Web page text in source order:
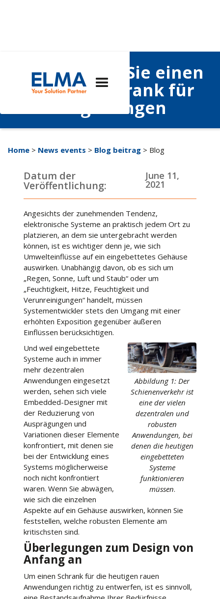
So entwerfen Sie einen
Elektronikschrank für
raue Umgebungen
Home > News events > Blog beitrag > Blog
Datum der
Veröffentlichung:
June 11,
2021
Angesichts der zunehmenden Tendenz,
elektronische Systeme an praktisch jedem Ort zu
platzieren, an dem sie untergebracht werden
können, ist es wichtiger denn je, wie sich
Umwelteinflüsse auf ein eingebettetes Gehäuse
auswirken. Unabhängig davon, ob es sich um
„Regen, Sonne, Luft und Staub“ oder um
„Feuchtigkeit, Hitze, Feuchtigkeit und
Verunreinigungen“ handelt, müssen
Systementwickler stets den Umgang mit einer
erhöhten Exposition gegenüber äußeren
Einflüssen berücksichtigen.
Abbildung 1: Der
Schienenverkehr ist
eine der vielen
dezentralen und
robusten
Anwendungen, bei
denen die heutigen
eingebetteten
Systeme
funktionieren
müssen.
Und weil eingebettete
Systeme auch in immer
mehr dezentralen
Anwendungen eingesetzt
werden, sehen sich viele
Embedded-Designer mit
der Reduzierung von
Ausprägungen und
Variationen dieser Elemente
konfrontiert, mit denen sie
bei der Entwicklung eines
Systems möglicherweise
noch nicht konfrontiert
waren. Wenn Sie abwägen,
wie sich die einzelnen
Aspekte auf ein Gehäuse auswirken, können Sie
feststellen, welche robusten Elemente am
kritischsten sind.
Überlegungen zum Design von
Anfang an
Um einen Schrank für die heutigen rauen
Anwendungen richtig zu entwerfen, ist es sinnvoll,